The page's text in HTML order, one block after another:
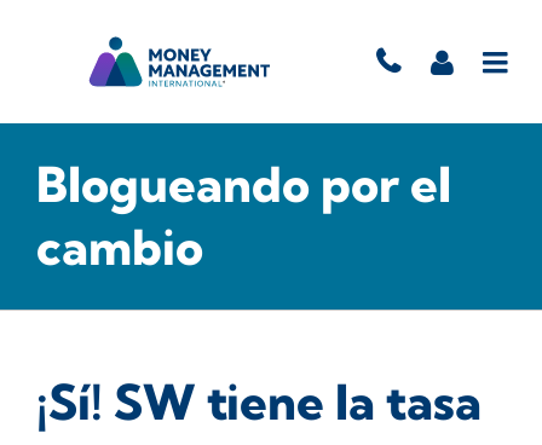
Blogueando por el
cambio
¡Sí! SW tiene la tasa